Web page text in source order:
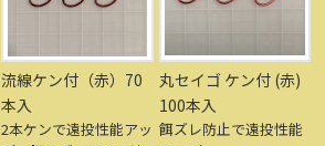
流線ケン付（赤）70
本入
2本ケンで遠投性能アッ
丸セイゴ ケン付 (赤)
100本入
餌ズレ防止で遠投性能